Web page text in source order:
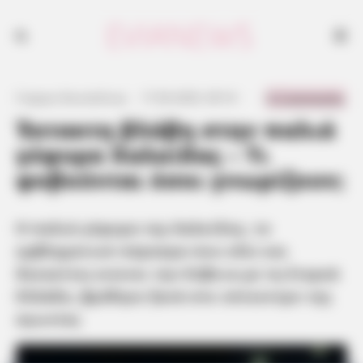
Έκτακτη βλάβη στην παλιά
γέφυρα Χαλκίδας – Τι
φοβούνται όσοι γνωρίζουν;
Η παλιά γέφυρα της Χαλκίδας, το
εμβληματικό πέρασμα που εδώ και
δεκαετίες ενώνει την Εύβοια με τη Στερεά